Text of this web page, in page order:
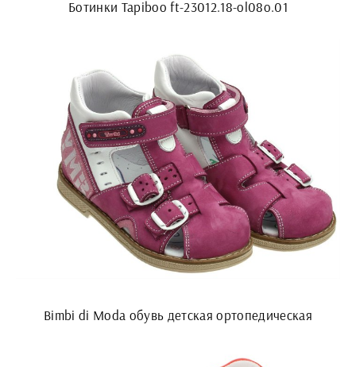
Ботинки Tapiboo ft-23012.18-ol08o.01
Bimbi di Moda обувь детская ортопедическая